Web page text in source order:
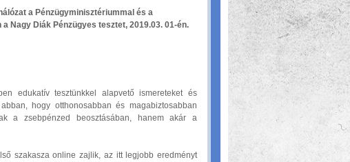
a Pénzügyminisztériummal és a
Nagy Diák Pénzügyes tesztet, 2019.03. 01-én.
edukatív tesztünkkel alapvető ismereteket és
hogy otthonosabban és magabiztosabban
a zsebpénzed beosztásában, hanem akár a
szakasza online zajlik, az itt legjobb eredményt